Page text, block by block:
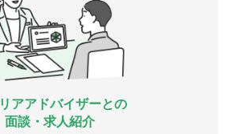
アアドバイザーとの
面談・求人紹介